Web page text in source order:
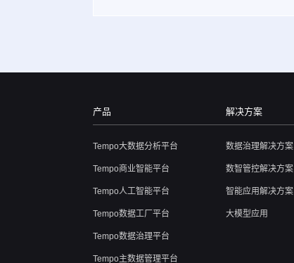
产品
Tempo大数据分析平台
Tempo商业智能平台
Tempo人工智能平台
Tempo数据工厂平台
Tempo数据治理平台
Tempo主数据管理平台
解决方案
数据治理解决方案
数智管控解决方案
智能应用解决方案
大模型应用